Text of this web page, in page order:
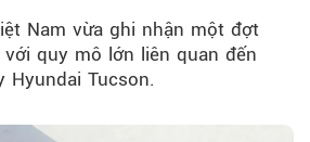
Nam vừa ghi nhận một đợt
quy mô lớn liên quan đến
Hyundai Tucson.